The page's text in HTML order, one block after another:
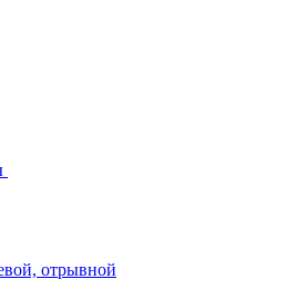
отрывной